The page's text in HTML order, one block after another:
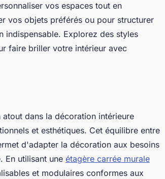
vos espaces tout en
vos objets préférés ou pour structurer
indispensable. Explorez des styles
faire briller votre intérieur avec
dans la décoration intérieure
et esthétiques. Cet équilibre entre
d'adapter la décoration aux besoins
En utilisant une étagère carrée murale
et modulaires conformes aux